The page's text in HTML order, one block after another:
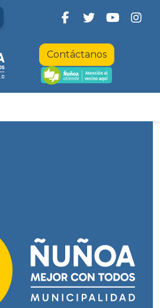
Contáctanos